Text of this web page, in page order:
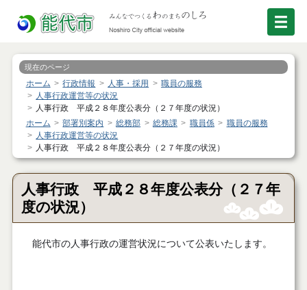
現在のページ
ホーム 行政情報 人事・採用
職員の服務
人事行政運営等の状況
人事行政 平成２８年度公表分（２７年度の状況）
ホーム
部署別案内 総務部 総務課 職員係
職員の服務
人事行政運営等の状況
人事行政 平成２８年度公表分（２７年度の状況）
人事行政 平成２８年度公表分（２７年
度の状況）
能代市の人事行政の運営状況について公表いたします。